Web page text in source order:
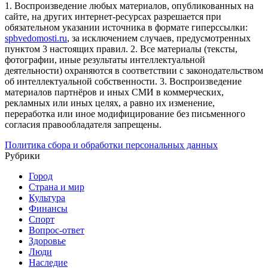
1. Воспроизведение любых материалов, опубликованных на
сайте, на других интернет-ресурсах разрешается при
обязательном указании источника в формате гиперссылки:
spbvedomosti.ru, за исключением случаев, предусмотренных
пунктом 3 настоящих правил. 2. Все материалы (тексты,
фотографии, иные результаты интеллектуальной
деятельности) охраняются в соответствии с законодательством
об интеллектуальной собственности. 3. Воспроизведение
материалов партнёров и иных СМИ в коммерческих,
рекламных или иных целях, а равно их изменение,
переработка или иное модифицирование без письменного
согласия правообладателя запрещены.
Политика сбора и обработки персональных данных
Рубрики
Город
Страна и мир
Культура
Финансы
Спорт
Вопрос-ответ
Здоровье
Люди
Наследие